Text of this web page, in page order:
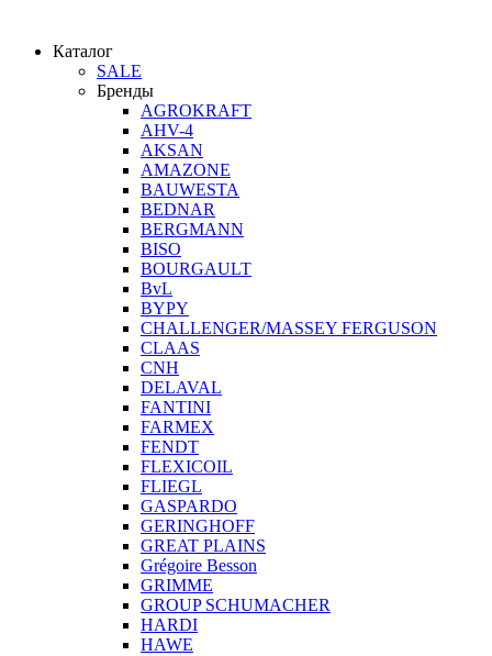
Каталог
SALE
Бренды
AGROKRAFT
AHV-4
AKSAN
AMAZONE
BAUWESTA
BEDNAR
BERGMANN
BISO
BOURGAULT
BvL
BYPY
CHALLENGER/MASSEY FERGUSON
CLAAS
CNH
DELAVAL
FANTINI
FARMEX
FENDT
FLEXICOIL
FLIEGL
GASPARDO
GERINGHOFF
GREAT PLAINS
Grégoire Besson
GRIMME
GROUP SCHUMACHER
HARDI
HAWE